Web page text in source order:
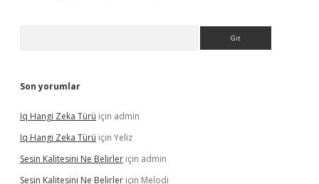
Son yorumlar
Iq Hangi Zeka Türü için admin
Iq Hangi Zeka Türü için Yeliz
Sesin Kalitesini Ne Belirler için admin
Sesin Kalitesini Ne Belirler için Melodi